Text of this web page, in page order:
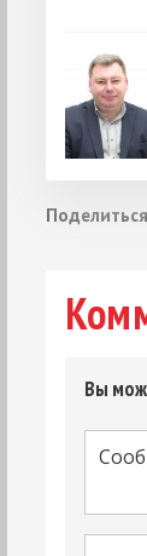
Поделиться
Вы